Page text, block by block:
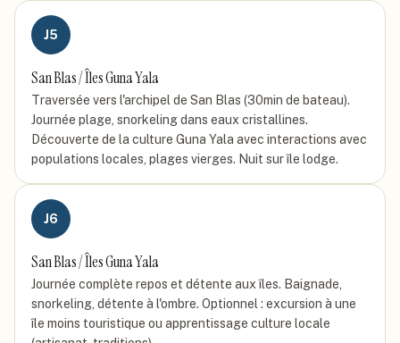
J5
San Blas / Îles Guna Yala
Traversée vers l'archipel de San Blas (30min de bateau).
Journée plage, snorkeling dans eaux cristallines.
Découverte de la culture Guna Yala avec interactions avec
populations locales, plages vierges. Nuit sur île lodge.
J6
San Blas / Îles Guna Yala
Journée complète repos et détente aux îles. Baignade,
snorkeling, détente à l'ombre. Optionnel : excursion à une
île moins touristique ou apprentissage culture locale